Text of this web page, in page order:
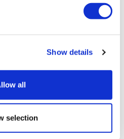
Show details
all
selection
den blauen Linien. Alle 60
herunter, um die nächsten
die den Service
Sie hier, um die neuesten
City Cruises.